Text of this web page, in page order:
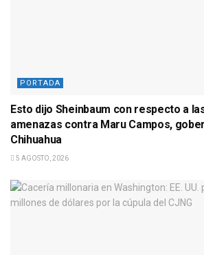
PORTADA
Esto dijo Sheinbaum con respecto a
amenazas contra Maru Campos,
Chihuahua
5 AGOSTO, 2026